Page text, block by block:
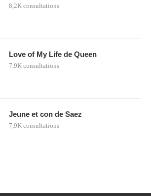
8,2K consultations
Love of My Life de Queen
7,9K consultations
Jeune et con de Saez
7,9K consultations